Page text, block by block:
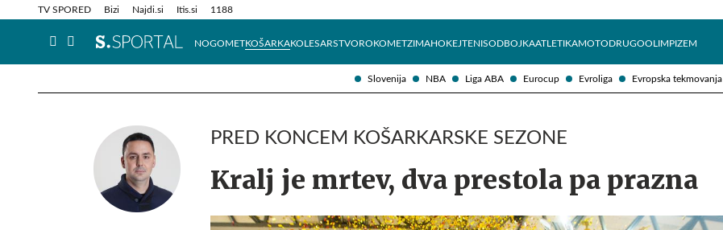
Slovenija NBA Liga ABA Eurocup Evroliga Evropska tekmovanja
TV SPORED Bizi Najdi.si Itis.si 1188
NOGOMETKOŠARKAKOLESARSTVOROKOMETZIMAHOKEJTENISODBOJKAATLETIKAMOTODRUGOOLIMPIZEM
Info in obvestila Tehnik
PRED KONCEM KOŠARKARSKE SEZONE
Kralj je mrtev, dva prestola pa prazna